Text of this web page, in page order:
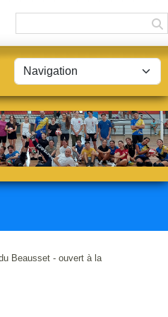
Beausset - ouvert à la